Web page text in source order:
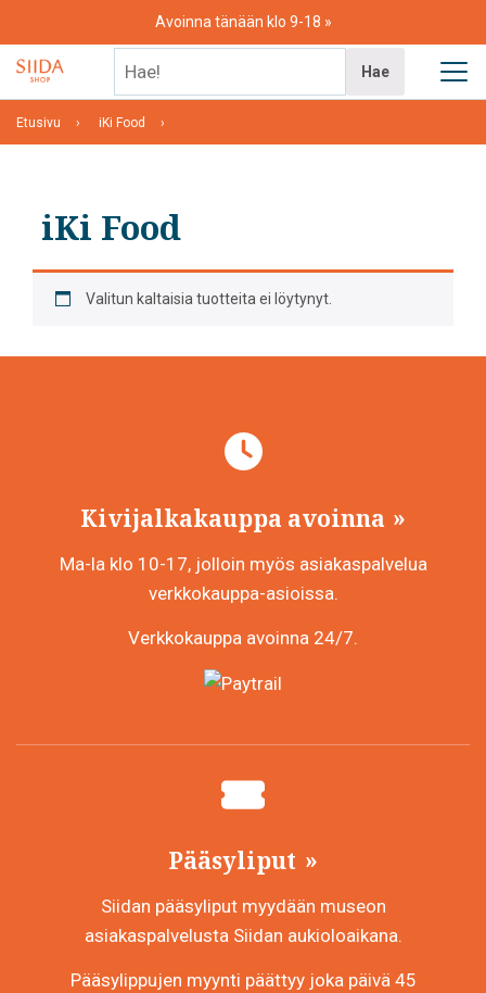
content
Avoinna tänään klo 9-18
Hae
Etusivu iKi Food
iKi Food
Valitun kaltaisia tuotteita ei löytynyt.
Kivijalkakauppa avoinna
Ma-la klo 10-17, jolloin myös asiakaspalvelua
verkkokauppa-asioissa.
Verkkokauppa avoinna 24/7.
Pääsyliput
Siidan pääsyliput myydään museon
asiakaspalvelusta Siidan aukioloaikana.
Pääsylippujen myynti päättyy joka päivä 45